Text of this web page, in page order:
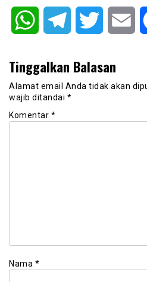
WhatsAppTelegram Twitter
Tinggalkan Balasan
Alamat email Anda tidak akan
wajib ditandai *
Komentar *
Nama *